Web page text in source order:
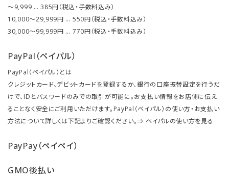
～9,999 … 385円（税込・手数料込み）
10,000～29,999円 … 550円（税込・手数料込み）
30,000～99,999円 … 770円（税込・手数料込み）
PayPal（ペイパル）
PayPal（ペイパル）とは
クレジットカード、デビットカードを登録するか、銀行の口座振替設定を行うだ
けで、IDとパスワードのみでの取引が可能に。お支払い情報をお店側に伝え
ることなく安全にご利用いただけます。PayPal（ペイパル）の使い方・お支払い
方法について詳しくは下記よりご確認ください。⇒ ペイパルの使い方を見る
PayPay（ペイペイ）
GMO後払い